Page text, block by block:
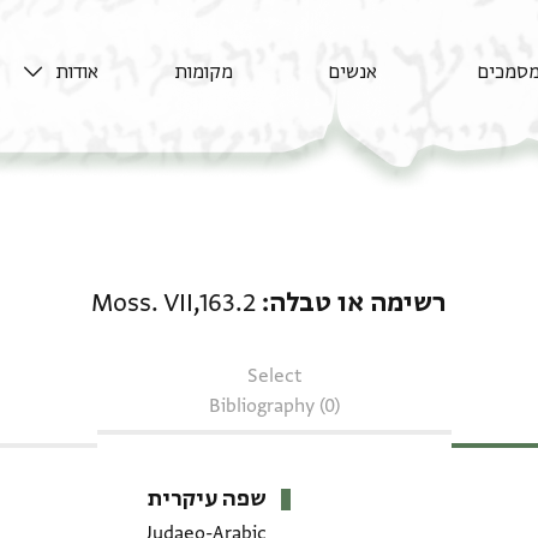
מסמכים אנשים מקומות אודות
רשימה או טבלה Moss. VII,163.2
Select
Bibliography (0)
שפה עיקרית